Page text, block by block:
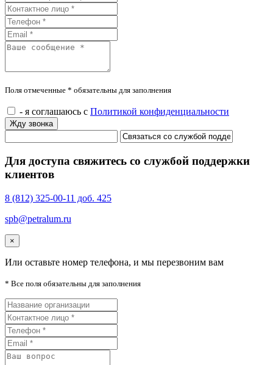
Поля отмеченные * обязательны для заполнения
- я соглашаюсь с Политикой конфиденциальности
Жду звонка
Для доступа свяжитесь со службой поддержки
клиентов
8 (812) 325-00-11 доб. 425
spb@petralum.ru
×
Или оставьте номер телефона, и мы перезвоним вам
* Все поля обязательны для заполнения